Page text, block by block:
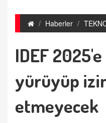
Haberler
IDEF
yürüyüp
etmeyecek